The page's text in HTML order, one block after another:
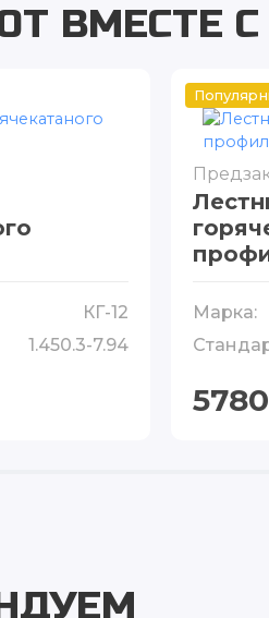
ВМЕСТЕ
КГ-12
1.450.3-7.94
Марка: